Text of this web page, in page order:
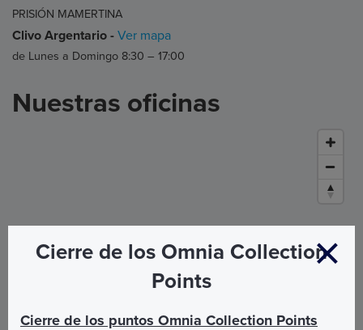
PRISIÓN MAMERTINA
Clivo Argentario - Ver mapa
de Lunes a Domingo 8:30 – 17:00
Nuestras oficinas
Cierre de los Omnia Collection
Points
Cierre de los puntos Omnia Collection Points